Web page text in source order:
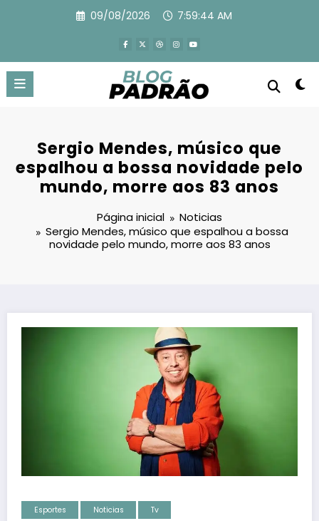
09/08/2026 7:59:45 AM
Sergio Mendes, músico que
espalhou a bossa novidade pelo
mundo, morre aos 83 anos
Página inicial
Noticias
Sergio Mendes, músico que espalhou a bossa
novidade pelo mundo, morre aos 83 anos
Esportes Noticias Tv